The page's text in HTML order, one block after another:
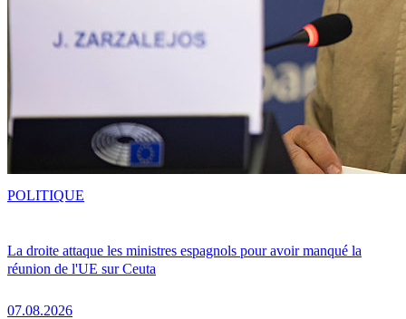
La droite attaque les ministres espagnols pour avoir manqué la
réunion de l'UE sur Ceuta
07.08.2026
POLITIQUE